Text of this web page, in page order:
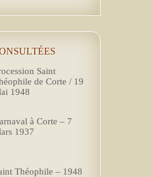
Saint
de Corte / 19
1948
à Corte – 7
1937
Théophile – 1948